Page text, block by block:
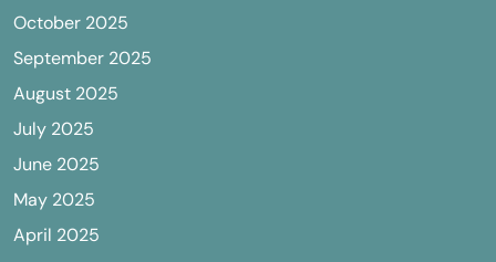
October 2025
September 2025
August 2025
July 2025
June 2025
May 2025
April 2025